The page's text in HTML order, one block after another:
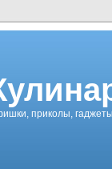
приколы,